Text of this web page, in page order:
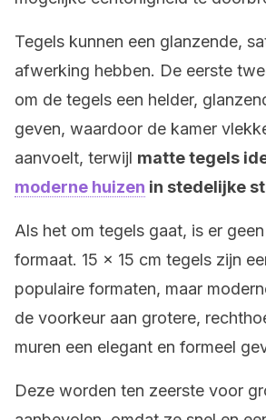
Tegels kunnen een glanzende,
afwerking hebben. De eerste
om de tegels een helder,
geven, waardoor de kamer
aanvoelt, terwijl matte tegels
moderne huizen in stedelijke
Als het om tegels gaat, is er geen
formaat. 15 x 15 cm tegels zijn
populaire formaten, maar
de voorkeur aan grotere,
muren een elegant en formeel
Deze worden ten zeerste voor